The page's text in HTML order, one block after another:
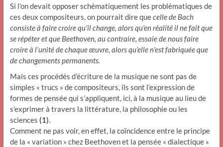
Si l’on devait opposer schématiquement les problématiques de
ces deux compositeurs, on pourrait dire quecelle de Bach
consiste à faire croire qu’il change, alors qu’en réalité il ne fait que
se répéter et que Beethoven, au contraire, essaie de nous faire
croire à l’unité de chaque œuvre, alors qu’elle n’est fabriquée que
de changements permanents.
Mais ces procédés d’écriture de la musique ne sont pas de
simples « trucs » de compositeurs, ils sont l’expression de
formes de pensée qui s’appliquent, ici, à la musique au lieu de
s’exprimer à travers la littérature, la philosophie ou les
sciences (1).
Comment ne pas voir, en effet, la coïncidence entre le principe
de la « variation » chez Beethoven et la pensée « dialectique »